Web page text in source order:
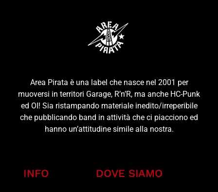
Area Pirata è una label che nasce nel 2001 per
muoversi in territori Garage, R’n’R, ma anche HC-Punk
ed OI! Sia ristampando materiale inedito/irreperibile
che pubblicando band in attività che ci piacciono ed
hanno un’attitudine simile alla nostra.
INFO DOVE SIAMO